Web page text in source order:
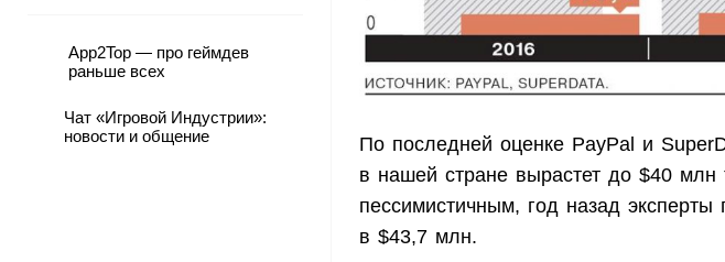
App2Top — про геймдев
раньше всех
Чат «Игровой Индустрии»:
новости и общение
По последней оценке PayPal и
в нашей стране вырастет до $40 млн
пессимистичным, год назад
в $43,7 млн.